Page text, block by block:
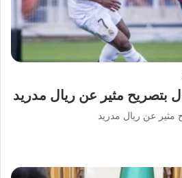
بتصريح مثير عن ريال مدريد
مثير عن ريال مدريد